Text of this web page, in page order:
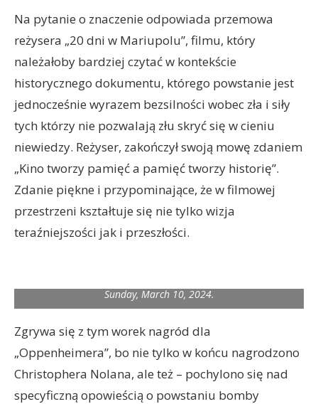
Na pytanie o znaczenie odpowiada przemowa
reżysera „20 dni w Mariupolu”, filmu, który
należałoby bardziej czytać w kontekście
historycznego dokumentu, którego powstanie jest
jednocześnie wyrazem bezsilności wobec zła i siły
tych którzy nie pozwalają złu skryć się w cieniu
niewiedzy. Reżyser, zakończył swoją mowę zdaniem
„Kino tworzy pamięć a pamięć tworzy historię”.
Zdanie piękne i przypominające, że w filmowej
przestrzeni kształtuje się nie tylko wizja
teraźniejszości jak i przeszłości.
Sunday, March 10, 2024.
Zgrywa się z tym worek nagród dla
„Oppenheimera”, bo nie tylko w końcu nagrodzono
Christophera Nolana, ale też – pochylono się nad
specyficzną opowieścią o powstaniu bomby